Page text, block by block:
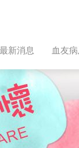
最新消息 血友